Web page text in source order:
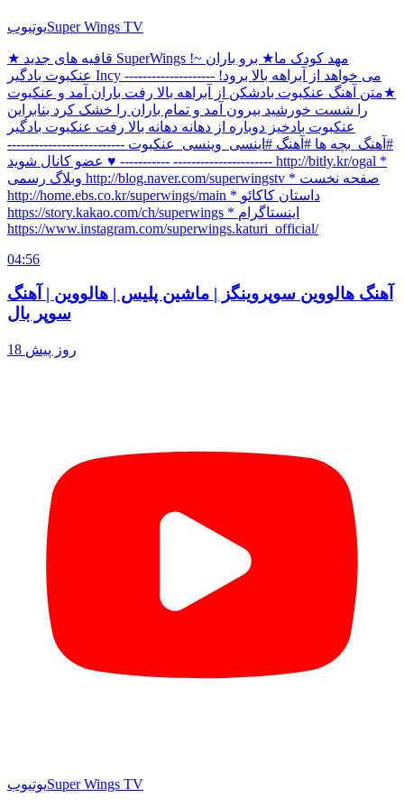
یوتیوبSuper Wings TV
★ قافیه های جدید SuperWings مهد کودک ما★ برو باران ~!
عنکبوت بادگیر Incy می خواهد از آبراهه بالا برود! --------------------
★متن آهنگ عنکبوت بادشکن از آبراهه بالا رفت باران آمد و عنکبوت
را شست خورشید بیرون آمد و تمام باران را خشک کرد بنابراین
عنکبوت بادخیز دوباره از دهانه دهانه بالا رفت عنکبوت بادگیر
#آهنگ_بچه ها #آهنگ #اینسی_وینسی_عنکبوت --------------------------
---------------------- ----------- ♥ عضو کانال شوید http://bitly.kr/ogal *
وبلاگ رسمی http://blog.naver.com/superwingstv * صفحه نخست
http://home.ebs.co.kr/superwings/main * داستان کاکائو
https://story.kakao.com/ch/superwings * اینستاگرام
https://www.instagram.com/superwings.katuri_official/
04:56
آهنگ هالووین سوپروینگز | ماشین پلیس | هالووین | آهنگ
سوپر بال
18 روز پیش
یوتیوبSuper Wings TV